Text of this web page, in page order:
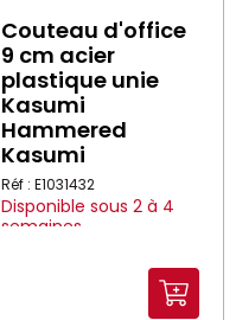
Couteau d'office
9 cm acier
plastique unie
Kasumi
Hammered
Kasumi
Réf : E1031432
Disponible sous 2 à 4
semaines